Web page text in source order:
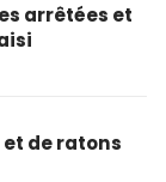
arrêtées et
de ratons